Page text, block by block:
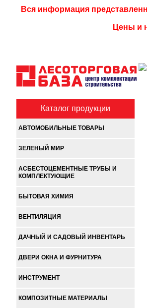
Вся информация
Цены и
Каталог продукции
АВТОМОБИЛЬНЫЕ ТОВАРЫ
ЗЕЛЕНЫЙ МИР
АСБЕСТОЦЕМЕНТНЫЕ ТРУБЫ И
КОМПЛЕКТУЮЩИЕ
БЫТОВАЯ ХИМИЯ
ВЕНТИЛЯЦИЯ
ДАЧНЫЙ И САДОВЫЙ ИНВЕНТАРЬ
ДВЕРИ ОКНА И ФУРНИТУРА
ИНСТРУМЕНТ
КОМПОЗИТНЫЕ МАТЕРИАЛЫ